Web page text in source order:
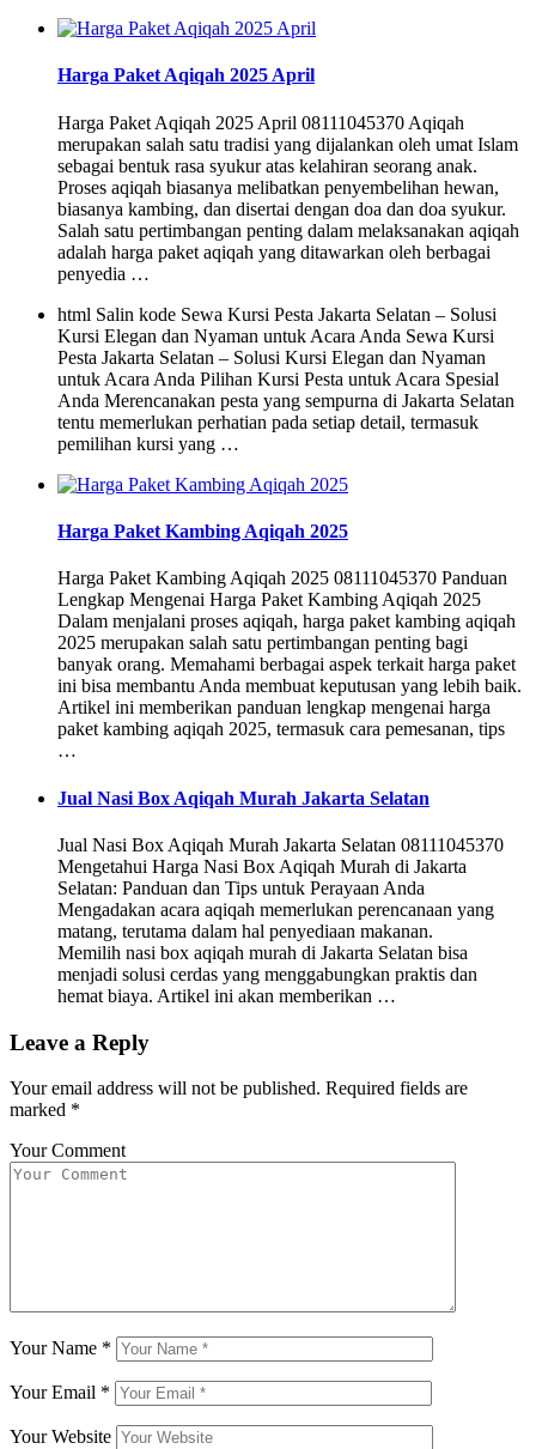
Harga Paket Aqiqah 2025 April
Harga Paket Aqiqah 2025 April 08111045370 Aqiqah
merupakan salah satu tradisi yang dijalankan oleh umat Islam
sebagai bentuk rasa syukur atas kelahiran seorang anak.
Proses aqiqah biasanya melibatkan penyembelihan hewan,
biasanya kambing, dan disertai dengan doa dan doa syukur.
Salah satu pertimbangan penting dalam melaksanakan aqiqah
adalah harga paket aqiqah yang ditawarkan oleh berbagai
penyedia …
html Salin kode Sewa Kursi Pesta Jakarta Selatan – Solusi
Kursi Elegan dan Nyaman untuk Acara Anda Sewa Kursi
Pesta Jakarta Selatan – Solusi Kursi Elegan dan Nyaman
untuk Acara Anda Pilihan Kursi Pesta untuk Acara Spesial
Anda Merencanakan pesta yang sempurna di Jakarta Selatan
tentu memerlukan perhatian pada setiap detail, termasuk
pemilihan kursi yang …
Harga Paket Kambing Aqiqah 2025
Harga Paket Kambing Aqiqah 2025 08111045370 Panduan
Lengkap Mengenai Harga Paket Kambing Aqiqah 2025
Dalam menjalani proses aqiqah, harga paket kambing aqiqah
2025 merupakan salah satu pertimbangan penting bagi
banyak orang. Memahami berbagai aspek terkait harga paket
ini bisa membantu Anda membuat keputusan yang lebih baik.
Artikel ini memberikan panduan lengkap mengenai harga
paket kambing aqiqah 2025, termasuk cara pemesanan, tips
…
Jual Nasi Box Aqiqah Murah Jakarta Selatan
Jual Nasi Box Aqiqah Murah Jakarta Selatan 08111045370
Mengetahui Harga Nasi Box Aqiqah Murah di Jakarta
Selatan: Panduan dan Tips untuk Perayaan Anda
Mengadakan acara aqiqah memerlukan perencanaan yang
matang, terutama dalam hal penyediaan makanan.
Memilih nasi box aqiqah murah di Jakarta Selatan bisa
menjadi solusi cerdas yang menggabungkan praktis dan
hemat biaya. Artikel ini akan memberikan …
Leave a Reply
Your email address will not be published. Required fields are
marked *
Your Comment
Your Name *
Your Email *
Your Website